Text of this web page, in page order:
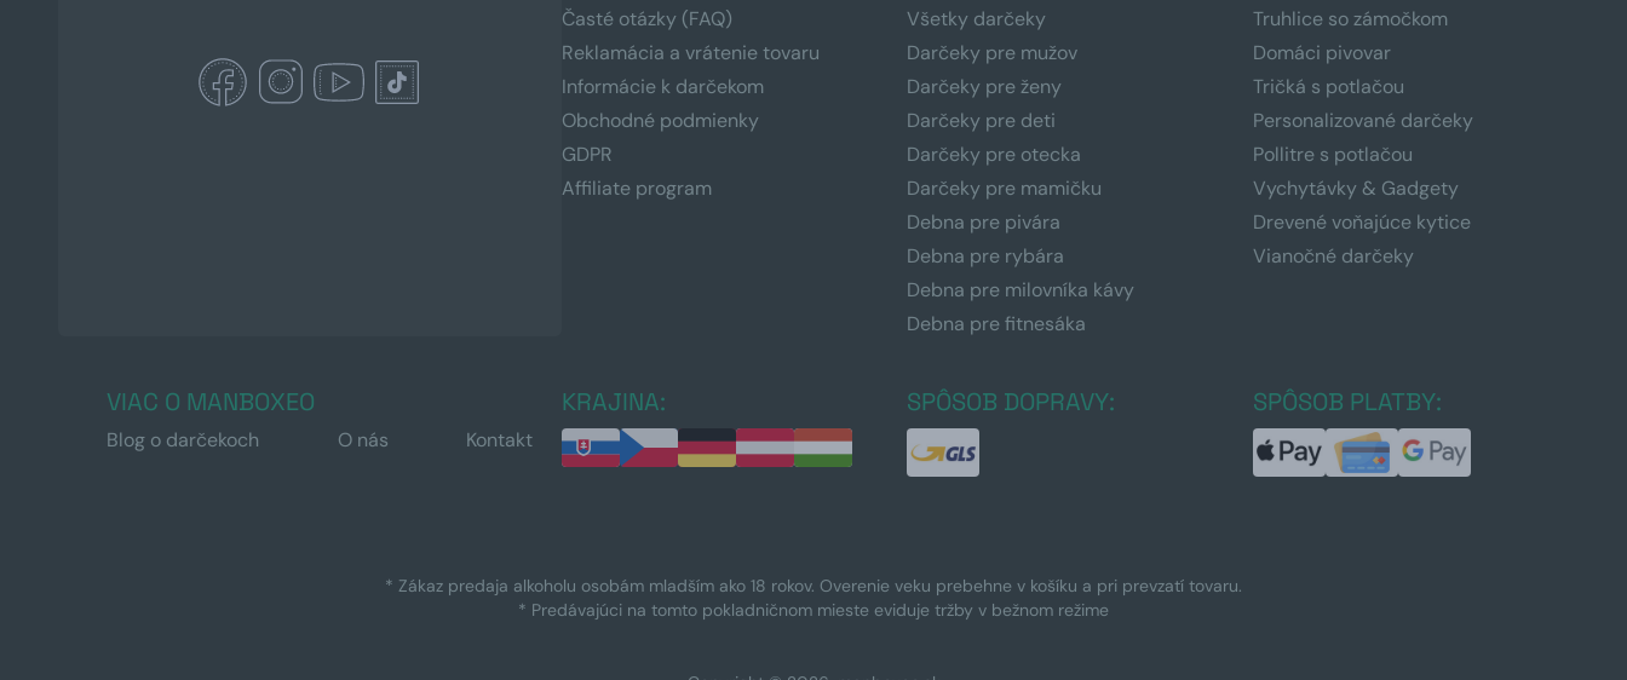
Časté otázky (FAQ)
Reklamácia a vrátenie tovaru
Informácie k darčekom
Obchodné podmienky
GDPR
Affiliate program
Všetky darčeky
Darčeky pre mužov
Darčeky pre ženy
Darčeky pre deti
Darčeky pre otecka
Darčeky pre mamičku
Debna pre pivára
Debna pre rybára
Debna pre milovníka kávy
Debna pre fitnesáka
Truhlice so zámočkom
Domáci pivovar
Tričká s potlačou
Personalizované darčeky
Pollitre s potlačou
Vychytávky & Gadgety
Drevené voňajúce kytice
Vianočné darčeky
VIAC O MANBOXEO
Blog o darčekoch O nás Kontakt
KRAJINA: SPÔSOB DOPRAVY: SPÔSOB PLATBY:
* Zákaz predaja alkoholu osobám mladším ako 18 rokov. Overenie veku prebehne v košíku a pri prevzatí tovaru.
* Predávajúci na tomto pokladničnom mieste eviduje tržby v bežnom režime